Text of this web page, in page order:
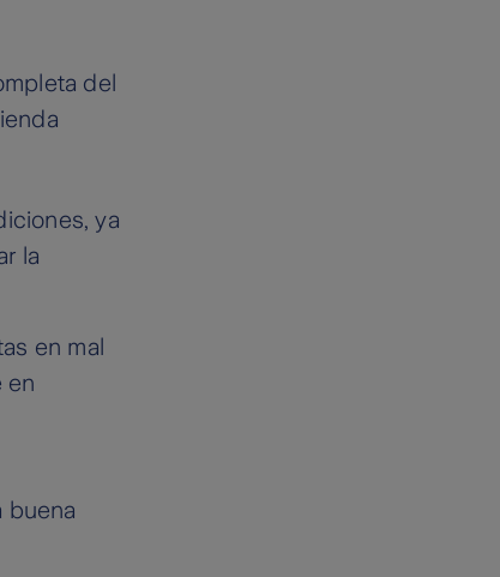
del
ya
la
en mal
en
buena